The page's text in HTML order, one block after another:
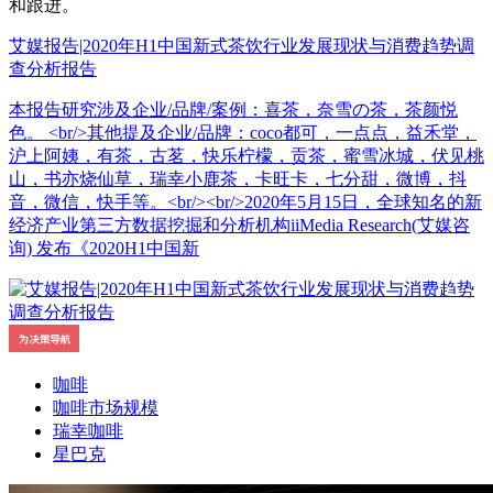
和跟进。
艾媒报告|2020年H1中国新式茶饮行业发展现状与消费趋势调
查分析报告
本报告研究涉及企业/品牌/案例：喜茶，奈雪の茶，茶颜悦
色。 <br/>其他提及企业/品牌：coco都可，一点点，益禾堂，
沪上阿姨，有茶，古茗，快乐柠檬，贡茶，蜜雪冰城，伏见桃
山，书亦烧仙草，瑞幸小鹿茶，卡旺卡，七分甜，微博，抖
音，微信，快手等。<br/><br/>2020年5月15日，全球知名的新
经济产业第三方数据挖掘和分析机构iiMedia Research(艾媒咨
询) 发布《2020H1中国新
咖啡
咖啡市场规模
瑞幸咖啡
星巴克